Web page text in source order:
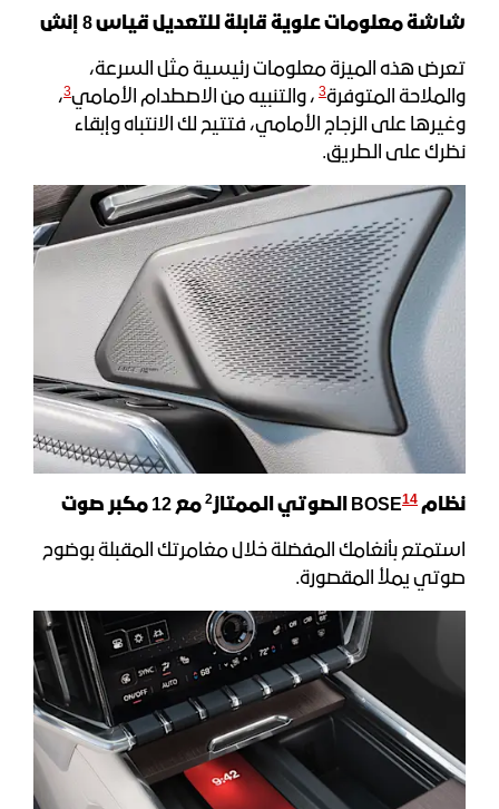
شاشة معلومات علوية قابلة للتعديل قياس8إنش
تعرض هذه الميزة معلومات رئيسية مثل السرعة،
والملاحة المتوفرة3 ، والتنبيه من الاصطدام الأمامي3،
وغيرها على الزجاج الأمامي، فتتيح لك الانتباه وإبقاء
نظرك على الطريق.
نظام BOSE14 الصوتي الممتاز2مع12مكبر صوت
استمتع بأنغامك المفضلة خلال مغامرتك المقبلة بوضوح
صوتي يملأ المقصورة.